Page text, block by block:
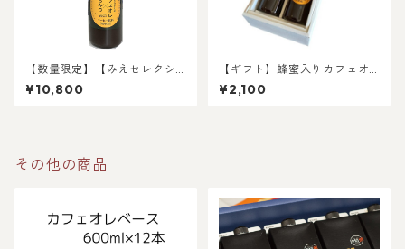
【数量限定】【みえセレクシ
ョン選定品】蜂蜜入りカフェ
オーレベース 360ml×12本
¥10,800
【ギフト】蜂蜜入りカフェオ
ーレベース 360ml×2本入
¥2,100
その他の商品